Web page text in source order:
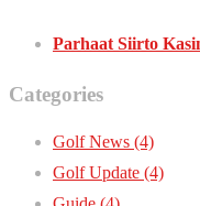
Parhaat Siirto
Categories
Golf News (4)
Golf Update (4)